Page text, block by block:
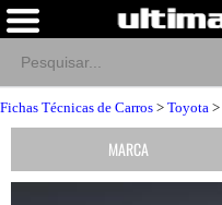
Fichas Técnicas de Carros > Toyota >
MARCA